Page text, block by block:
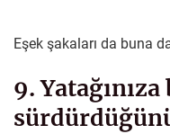
Eşek şakaları da buna
9.